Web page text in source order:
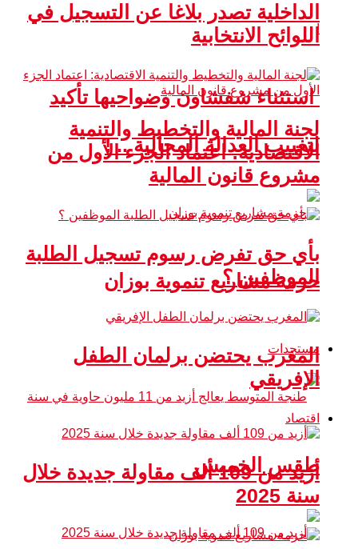
استثناء شفشاون وضواحيها تأكيد
لتغييب العدالة المجالية .. !
حزمة مشاريع تنموية بوزان
مستجدات
طقس الخميس
الداخلية تصدر بلاغا عن التسجيل في
اللوائح الانتخابية
لجنة المالية والتخطيط والتنمية
الاقتصادية: اعتماد الجزء الأول من
مشروع قانون المالية
بأي حق تفرض رسوم تسجيل الطلبة
الموظفين ؟
المغرب يحتضن برلمان الطفل
الإفريقي
اقتصاد
أزيد من 109 ألف مقاولة جديدة خلال
سنة 2025